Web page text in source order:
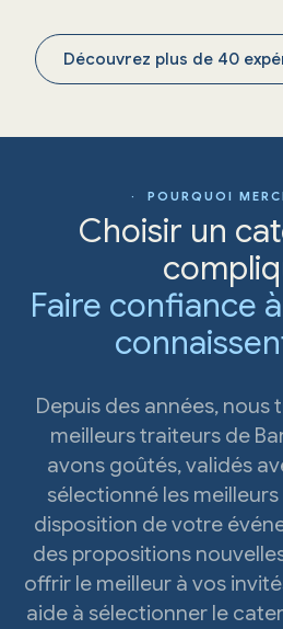
Découvrez plus de 40
· POURQUOI
Choisir un
Faire confiance
Depuis des années, nous
meilleurs traiteurs de
avons goûtés, validés
sélectionné les
disposition de votre
des propositions
offrir le meilleur à vos
aide à sélectionner le